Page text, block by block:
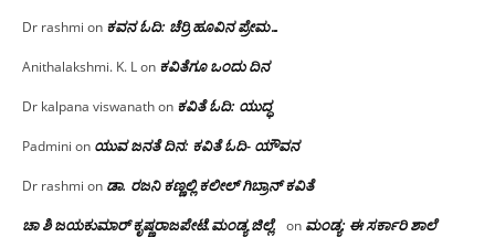
Dr rashmi on ಕವನ ಓದಿ: ಚೆರ್ರಿ ಹೂವಿನ ಪ್ರೇಮ…
Anithalakshmi. K. Lon ಕವಿತೆಗೂ ಒಂದು ದಿನ
Dr kalpana viswanathon ಕವಿತೆ ಓದಿ: ಯುದ್ಧ
Padmini on ಯುವ ಜನತೆ ದಿನ: ಕವಿತೆ ಓದಿ- ಯೌವನ
Dr rashmi on ಡಾ. ರಜನಿ‌ ಕಣ್ಣಲ್ಲಿ ಕಲೀಲ್ ಗಿಬ್ರಾನ್ ಕವಿತೆ
ಚಾ ಶಿ ಜಯಕುಮಾರ್ ಕೃಷ್ಣರಾಜಪೇಟೆ.ಮಂಡ್ಯ ಜಿಲ್ಲೆ. on ಮಂಡ್ಯ: ಈ ಸರ್ಕಾರಿ ಶಾಲೆ